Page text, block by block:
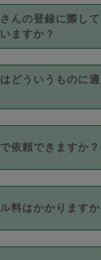
表示されます。
２時間前後変更
頼送信後、個
ージを送り調整
、２時間を越え
ない場合、損害
タスカジさんのプ
ださい。
高所での作業
は対象外です。
長年の家事経
・調理師といっ
の給食やレス
に従事されてい
スキーパーや英
しているフィ
々なバックグラ
ます。
話せる方など様々
んの登録に際し
ますか？
、各自事務局
ます。その後、
していただい
ます。タスカジ
使ったセルフ
アルを受け、合
動されていま
どういうものに
スカジさんと
立した作業時間
す。作業範囲
中に物を壊した
した場合が対
依頼できますか？
、現在を起点に3
時から受付可能
料はかかりますか
ル料には、以下